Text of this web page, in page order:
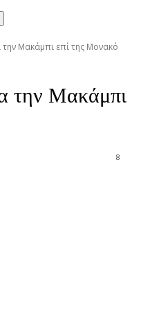
την Μακάμπι επί της Μονακό
την Μακάμπι
8